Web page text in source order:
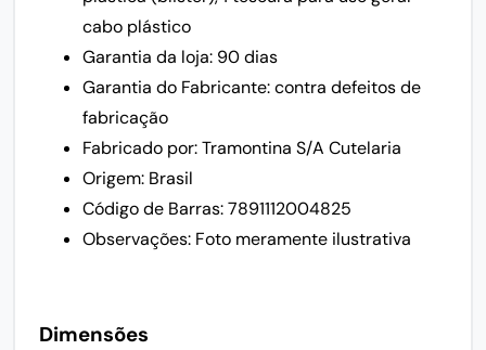
cabo plástico
Garantia da loja: 90 dias
Garantia do Fabricante: contra defeitos de
fabricação
Fabricado por: Tramontina S/A Cutelaria
Origem: Brasil
Código de Barras: 7891112004825
Observações: Foto meramente ilustrativa
Dimensões